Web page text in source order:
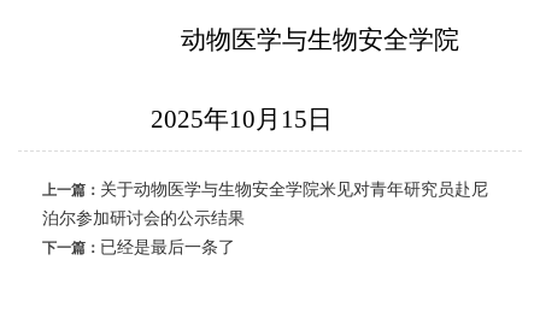
动物医学与生物安全学院
2025年10月15日
上一篇： 关于动物医学与生物安全学院米见对青年研究员赴尼
泊尔参加研讨会的公示结果
下一篇： 已经是最后一条了